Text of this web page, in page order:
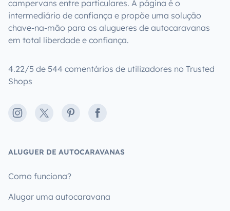
campervans entre particulares. A página é o
intermediário de confiança e propõe uma solução
chave-na-mão para os alugueres de autocaravanas
em total liberdade e confiança.
4.22/5 de 544 comentários de utilizadores no Trusted
Shops
Instagram
X PinterestFacebook
ALUGUER DE AUTOCARAVANAS
Como funciona?
Alugar uma autocaravana